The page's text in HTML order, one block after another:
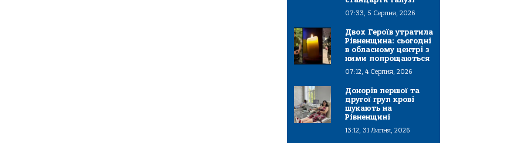
07:33, 5 Серпня, 2026
Двох Героїв утратила
Рівненщина: сьогодні
в обласному центрі з
ними попрощаються
07:12, 4 Серпня, 2026
Донорів першої та
другої груп крові
шукають на
Рівненщині
13:12, 31 Липня, 2026